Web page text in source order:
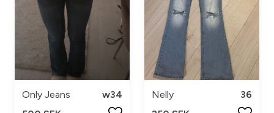
Only Jeans
w34
Nelly
36